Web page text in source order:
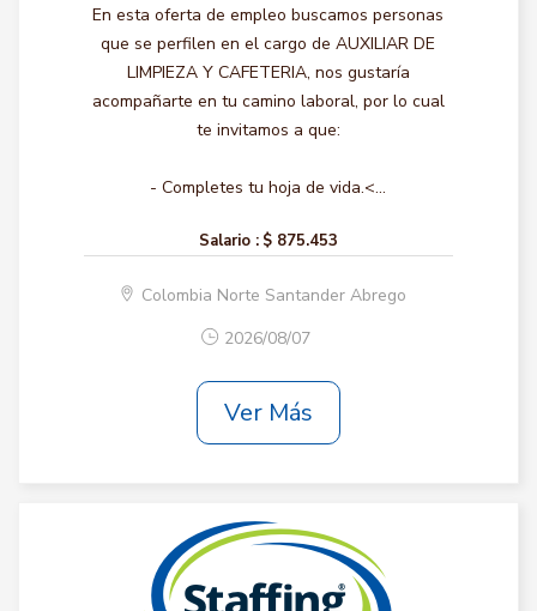
En esta oferta de empleo buscamos personas
que se perfilen en el cargo de AUXILIAR DE
LIMPIEZA Y CAFETERIA, nos gustaría
acompañarte en tu camino laboral, por lo cual
te invitamos a que:
- Completes tu hoja de vida.<...
Salario : $ 875.453
Colombia Norte Santander Abrego
2026/08/07
Ver Más